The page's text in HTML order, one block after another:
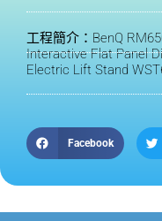
工程簡介：BenQ
Interactive Flat Panel
Electric Lift Stand
Facebook